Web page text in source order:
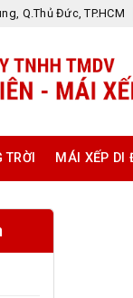
Q.Thủ Đức, TP.HCM
TRỜI MÁI XẾP DI